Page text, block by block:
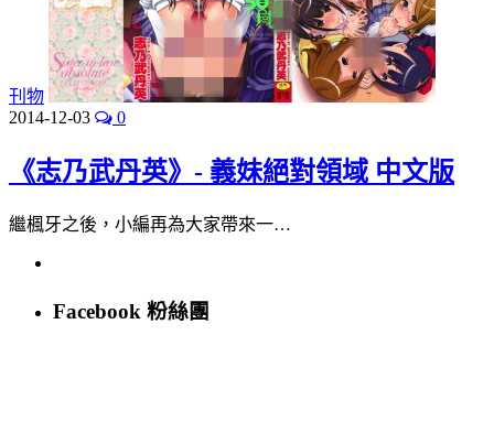
刊物
2014-12-03
0
《志乃武丹英》- 義妹絕對領域 中文版
繼楓牙之後，小編再為大家帶來一…
Facebook 粉絲團